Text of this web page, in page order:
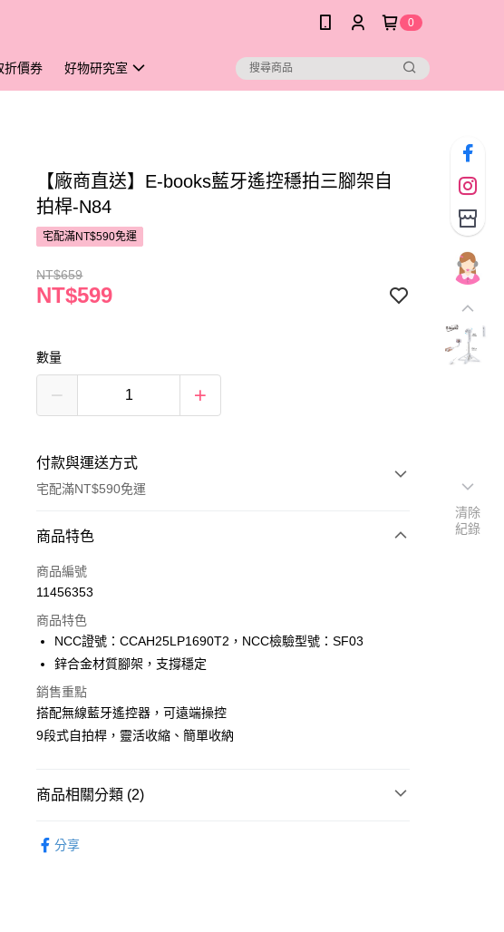
0
折價券 好物研究室
【廠商直送】E-books藍牙遙控穩拍三腳架自
拍桿-N84
宅配滿NT$590免運
NT$659
NT$599
數量
付款與運送方式
宅配滿NT$590免運
付款方式
POYA支付
LINE Pay
Apple Pay
街口支付
悠遊付
AFTEE先享後付
【關於「AFTEE先享後付」】
商品特色
商品編號
11456353
商品特色
NCC證號：CCAH25LP1690T2，NCC檢驗型號：SF03
鋅合金材質腳架，支撐穩定
銷售重點
搭配無線藍牙遙控器，可遠端操控
9段式自拍桿，靈活收縮、簡單收納
商品相關分類 (2)
分享
清除
紀錄